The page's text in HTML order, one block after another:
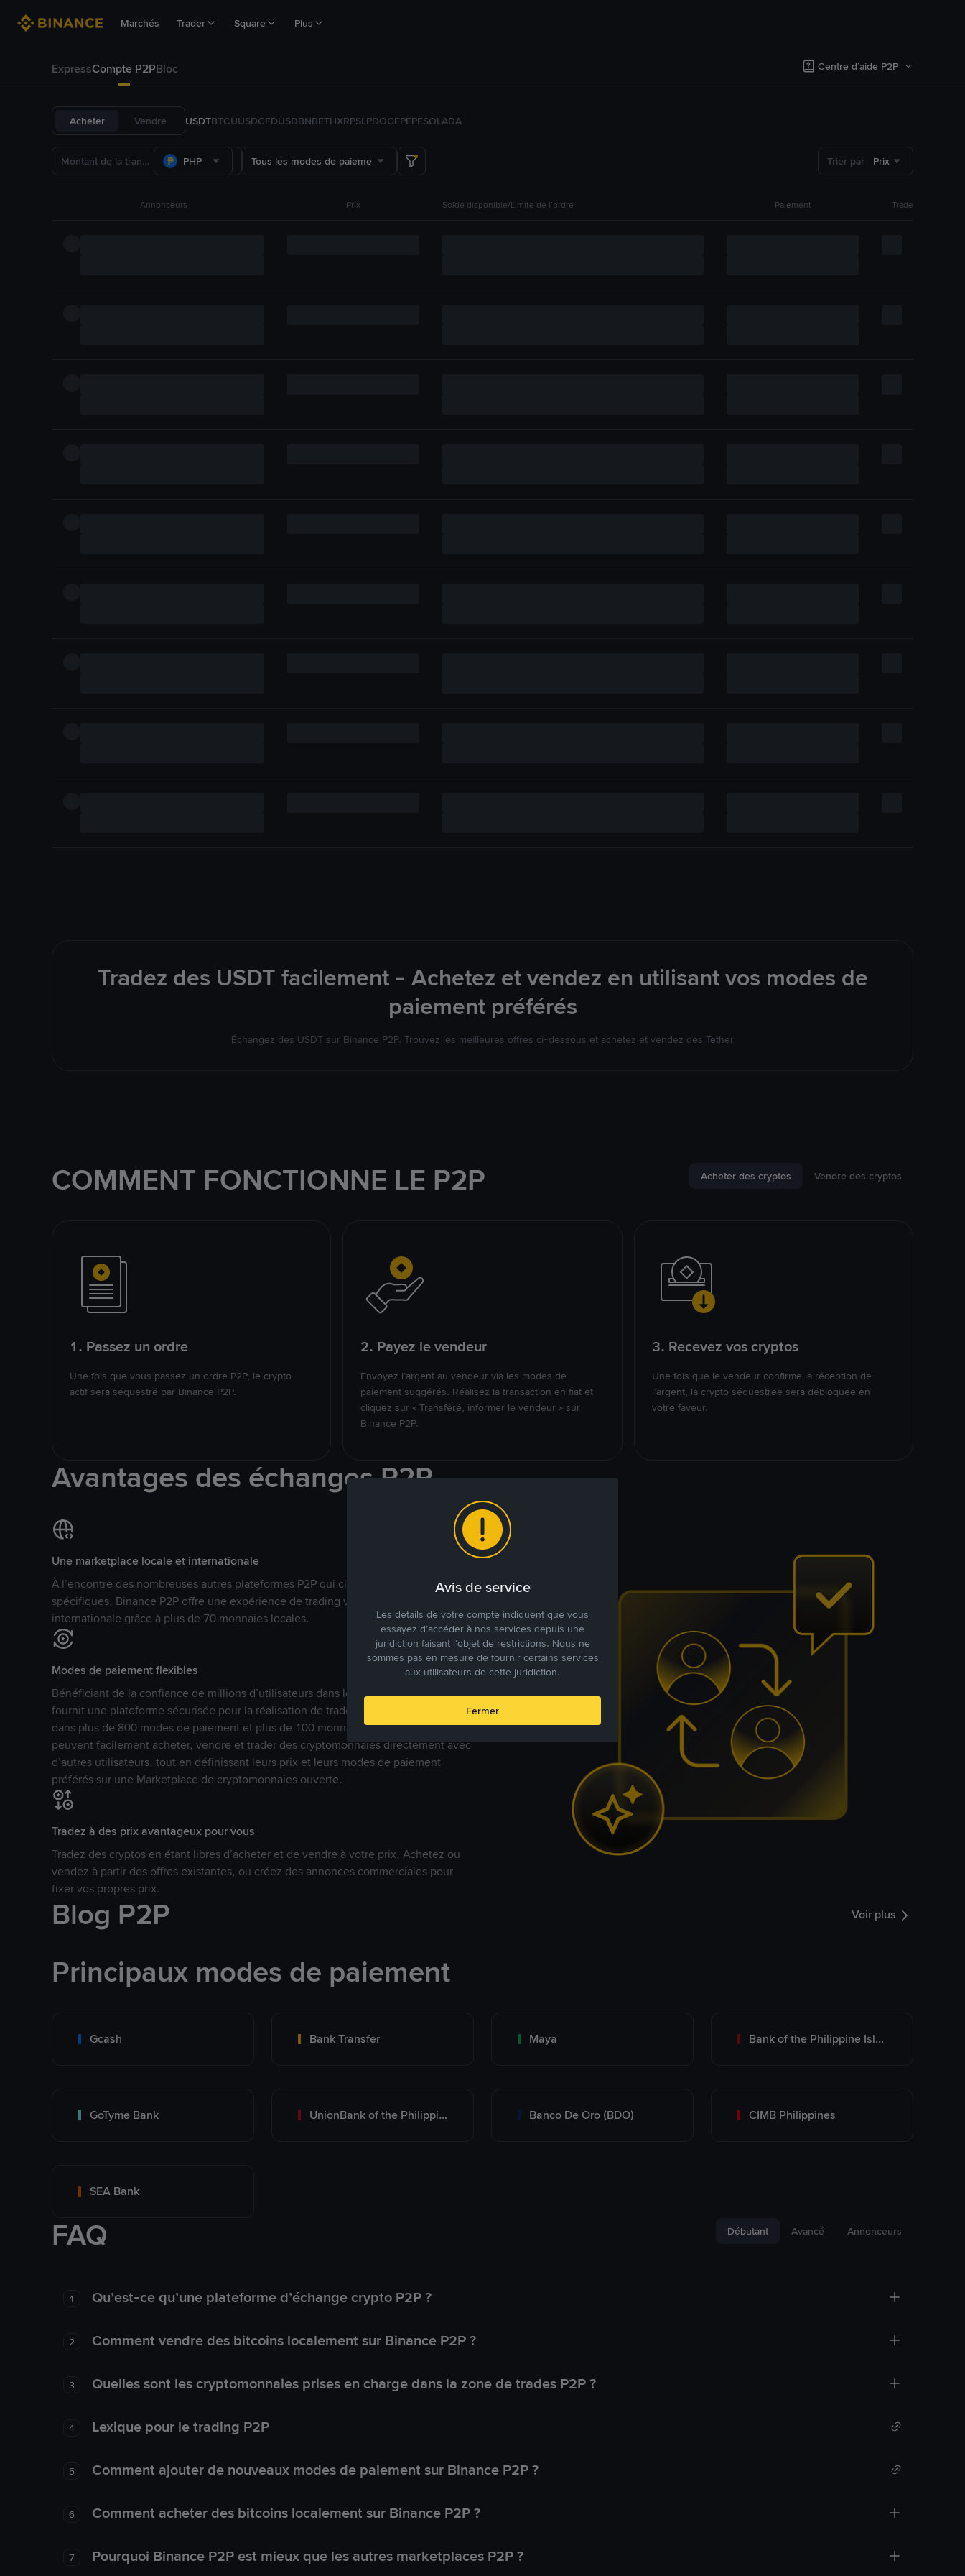
Marchés Trader Square Plus
ExpressCompte P2PBloc Centre d’aide P2P
Acheter Vendre USDTBTCUUSDCFDUSDBNBETHXRPSLPDOGEPEPESOLADA
PHP Tous les modes de paiement Trier par Prix
Annonceurs Prix Solde disponible/Limite de l’ordre Paiement Trade
Tradez des USDT facilement - Achetez et vendez en utilisant vos modes de
paiement préférés
Échangez des USDT sur Binance P2P. Trouvez les meilleures offres ci-dessous et achetez et vendez des Tether
COMMENT FONCTIONNE LE P2P Acheter des cryptos Vendre des cryptos
1. Passez un ordre
Une fois que vous passez un ordre P2P, le crypto-
actif sera séquestré par Binance P2P.
2. Payez le vendeur
Envoyez l’argent au vendeur via les modes de
paiement suggérés. Réalisez la transaction en fiat et
cliquez sur « Transféré, informer le vendeur » sur
Binance P2P.
3. Recevez vos cryptos
Une fois que le vendeur confirme la réception de
l’argent, la crypto séquestrée sera débloquée en
votre faveur.
Avantages des échanges P2P
Une marketplace locale et internationale
À l’encontre des nombreuses autres plateformes P2P qui ciblent des marchés
spécifiques, Binance P2P offre une expérience de trading véritablement
internationale grâce à plus de 70 monnaies locales.
Modes de paiement flexibles
Bénéficiant de la confiance de millions d’utilisateurs dans le monde, Binance P2P
fournit une plateforme sécurisée pour la réalisation de trades en cryptomonnaies
dans plus de 800 modes de paiement et plus de 100 monnaies fiat. Les utilisateurs
peuvent facilement acheter, vendre et trader des cryptomonnaies directement avec
d’autres utilisateurs, tout en définissant leurs prix et leurs modes de paiement
préférés sur une Marketplace de cryptomonnaies ouverte.
Tradez à des prix avantageux pour vous
Tradez des cryptos en étant libres d’acheter et de vendre à votre prix. Achetez ou
vendez à partir des offres existantes, ou créez des annonces commerciales pour
fixer vos propres prix.
Blog P2P Voir plus
Principaux modes de paiement
Gcash Bank Transfer Maya Bank of the Philippine Islands (BPI)
GoTyme Bank UnionBank of the Philippines Banco De Oro (BDO) CIMB Philippines
SEA Bank
FAQ Débutant Avancé Annonceurs
1 Qu’est-ce qu’une plateforme d’échange crypto P2P ?
2 Comment vendre des bitcoins localement sur Binance P2P ?
3 Quelles sont les cryptomonnaies prises en charge dans la zone de trades P2P ?
4 Lexique pour le trading P2P
5 Comment ajouter de nouveaux modes de paiement sur Binance P2P ?
6 Comment acheter des bitcoins localement sur Binance P2P ?
7 Pourquoi Binance P2P est mieux que les autres marketplaces P2P ?
Avis de service
Les détails de votre compte indiquent que vous
essayez d’accéder à nos services depuis une
juridiction faisant l’objet de restrictions. Nous ne
sommes pas en mesure de fournir certains services
aux utilisateurs de cette juridiction.
Fermer